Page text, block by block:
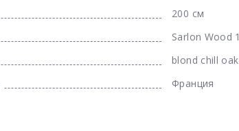
200 см
Sarlon Wood
blond chill oak
Франция